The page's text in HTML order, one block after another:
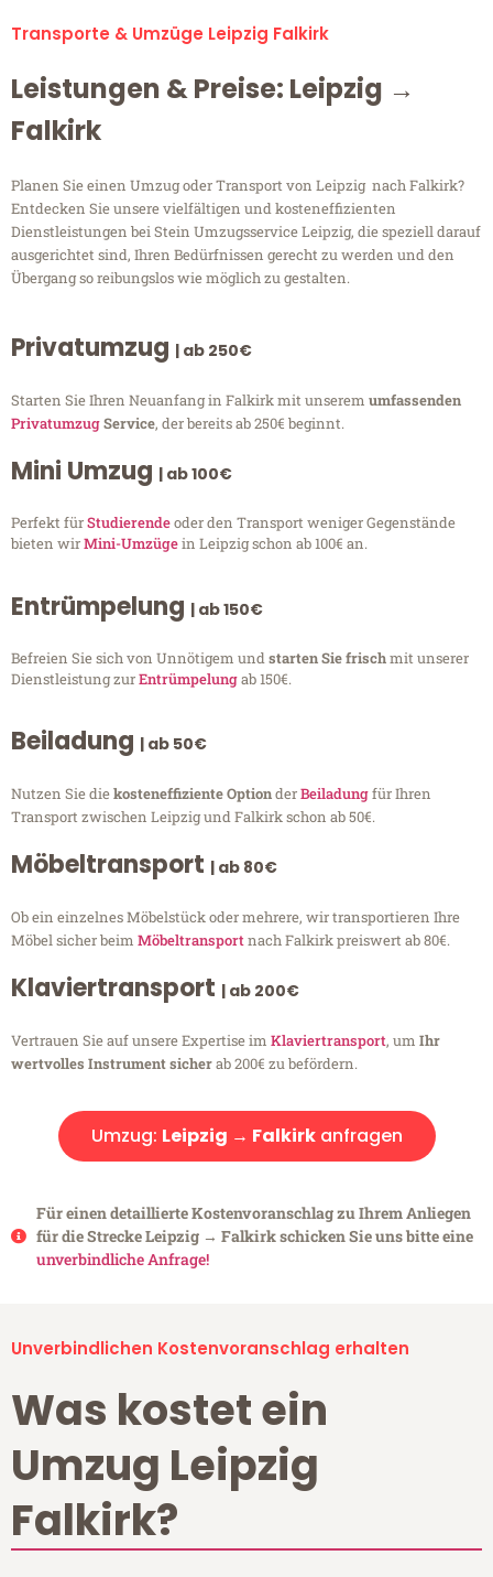
Transporte & Umzüge Leipzig Falkirk
Leistungen & Preise: Leipzig →
Falkirk
Planen Sie einen Umzug oder Transport von Leipzig nach Falkirk?
Entdecken Sie unsere vielfältigen und kosteneffizienten
Dienstleistungen bei Stein Umzugsservice Leipzig, die speziell darauf
ausgerichtet sind, Ihren Bedürfnissen gerecht zu werden und den
Übergang so reibungslos wie möglich zu gestalten.
Privatumzug | ab 250€
Starten Sie Ihren Neuanfang in Falkirk mit unserem umfassenden
PrivatumzugService, der bereits ab 250€ beginnt.
Mini Umzug | ab 100€
Perfekt fürStudierendeoder den Transport weniger Gegenstände
bieten wirMini-Umzügein Leipzig schon ab 100€ an.
Entrümpelung | ab 150€
Befreien Sie sich von Unnötigem undstarten Sie frischmit unserer
Dienstleistung zurEntrümpelungab 150€.
Beiladung | ab 50€
Nutzen Sie diekosteneffiziente OptionderBeiladungfür Ihren
Transport zwischen Leipzig und Falkirk schon ab 50€.
Möbeltransport | ab 80€
Ob ein einzelnes Möbelstück oder mehrere, wir transportieren Ihre
Möbel sicher beim Möbeltransportnach Falkirk preiswert ab 80€.
Klaviertransport | ab 200€
Vertrauen Sie auf unsere Expertise im Klaviertransport, um Ihr
wertvolles Instrument sicherab 200€ zu befördern.
Umzug: Leipzig → Falkirkanfragen
Für einen detaillierte Kostenvoranschlag zu Ihrem Anliegen
für die Strecke Leipzig → Falkirk schicken Sie uns bitte eine
unverbindliche Anfrage!
Unverbindlichen Kostenvoranschlag erhalten
Was kostet ein
Umzug Leipzig
Falkirk?